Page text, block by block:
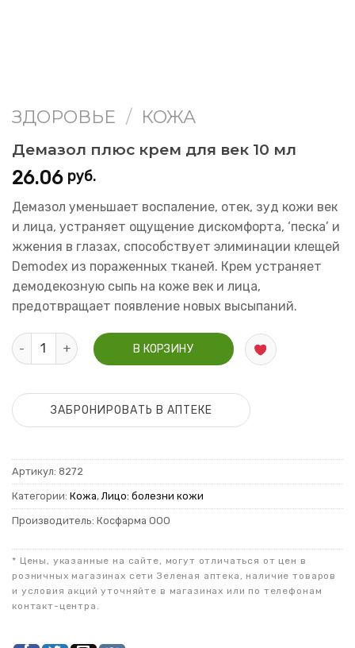
ЗДОРОВЬЕ / КОЖА
Демазол плюс крем для век 10 мл
26.06 руб.
Демазол уменьшает воспаление, отек, зуд кожи век
и лица, устраняет ощущение дискомфорта, ‘песка’ и
жжения в глазах, способствует элиминации клещей
Demodex из пораженных тканей. Крем устраняет
демодекозную сыпь на коже век и лица,
предотвращает появление новых высыпаний.
Количество Демазол плюс крем для век 10 мл
В КОРЗИНУ
ЗАБРОНИРОВАТЬ В АПТЕКЕ
Артикул: 8272
Категории: Кожа,Лицо: болезни кожи
Производитель: Косфарма ООО
* Цены, указанные на сайте, могут отличаться от цен в
розничных магазинах сети Зеленая аптека, наличие товаров
и условия акций уточняйте в магазинах или по телефонам
контакт-центра.